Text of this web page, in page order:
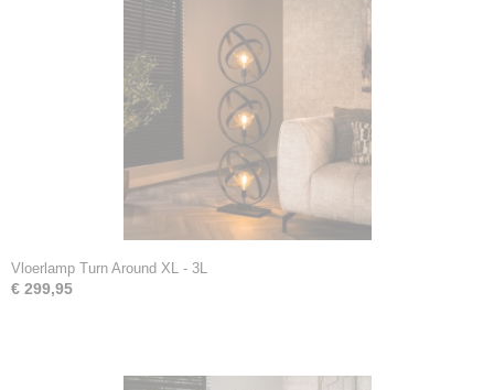
Vloerlamp Turn Around XL - 3L
€ 299,95